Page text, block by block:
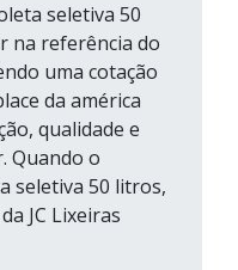
seletiva 50
na referência do
uma cotação
da américa
qualidade e
Quando o
seletiva 50 litros,
JC Lixeiras